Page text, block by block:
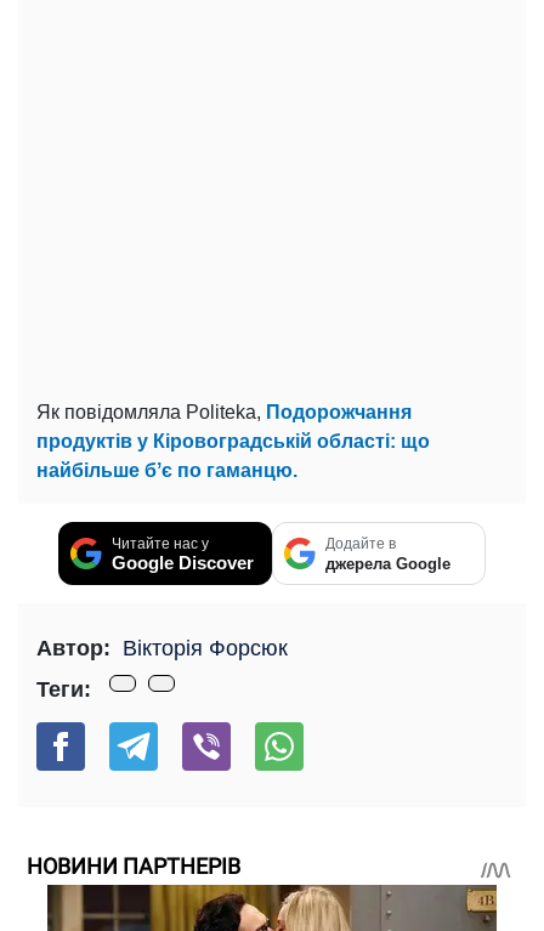
Як повідомляла Politeka, Подорожчання
продуктів у Кіровоградській області: що
найбільше бʼє по гаманцю.
Читайте нас у
Google Discover
Додайте в
джерела Google
Автор: Вікторія Форсюк
Теги:
НОВИНИ ПАРТНЕРІВ